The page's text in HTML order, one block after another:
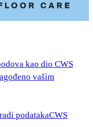
kao dio CWS
vašim
podatakaCWS